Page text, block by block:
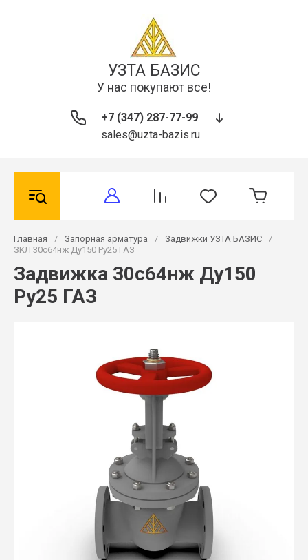
УЗТА БАЗИС
У нас покупают все!
+7 (347) 287-77-99
sales@uzta-bazis.ru
Главная / Запорная арматура / Задвижки УЗТА БАЗИС
/
ЗКЛ 30с64нж Ду150 Ру25 ГАЗ
Задвижка 30с64нж Ду150
Ру25 ГАЗ